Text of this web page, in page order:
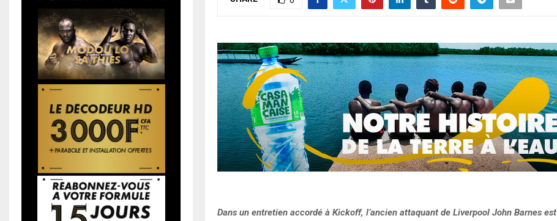
Dans un entretien accordé à Kickoff, l’ancien attaquant de Liverpool John Barnes est